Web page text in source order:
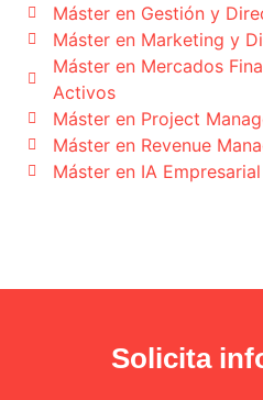
Máster en Gestión y
Máster en Marketing y
Máster en Mercados
Activos
Máster en Project
Máster en Revenue
Máster en IA Empresarial
Solicita